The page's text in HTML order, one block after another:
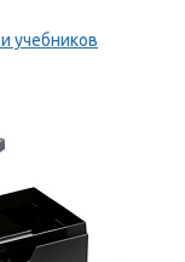
учебников